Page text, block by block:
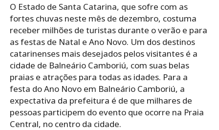
O Estado de Santa Catarina, que sofre com as
fortes chuvas neste mês de dezembro, costuma
receber milhões de turistas durante o verão e para
as festas de Natal e Ano Novo. Um dos destinos
catarinenses mais desejados pelos visitantes é a
cidade de Balneário Camboriú, com suas belas
praias e atrações para todas as idades. Para a
festa do Ano Novo em Balneário Camboriú, a
expectativa da prefeitura é de que milhares de
pessoas participem do evento que ocorre na Praia
Central, no centro da cidade.